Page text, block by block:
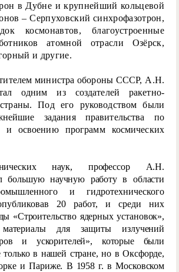
в Дубне и крупнейший кольцевой
– Серпуховский синхрофазотрон,
космонавтов, благоустроенные
атомной отрасли Озёрск,
и другие.
министра обороны СССР, А.Н.
одним из создателей ракетно-
Под его руководством были
задания правительства по
и освоению программ космических
наук, профессор А.Н.
большую научную работу в области
енного и гидротехнического
опубликовав 20 работ, и среди них
«Строительство ядерных установок»,
материалы для защиты излучений
и ускорителей», которые были
в нашей стране, но в Оксфорде,
и Париже. В 1958 г. в Московском